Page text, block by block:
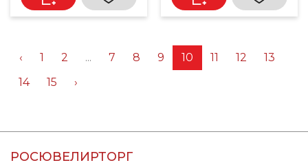
‹ 1 2 ... 7 8 9 10 11 12
13
14
15 ›
РОСЮВЕЛИРТОРГ